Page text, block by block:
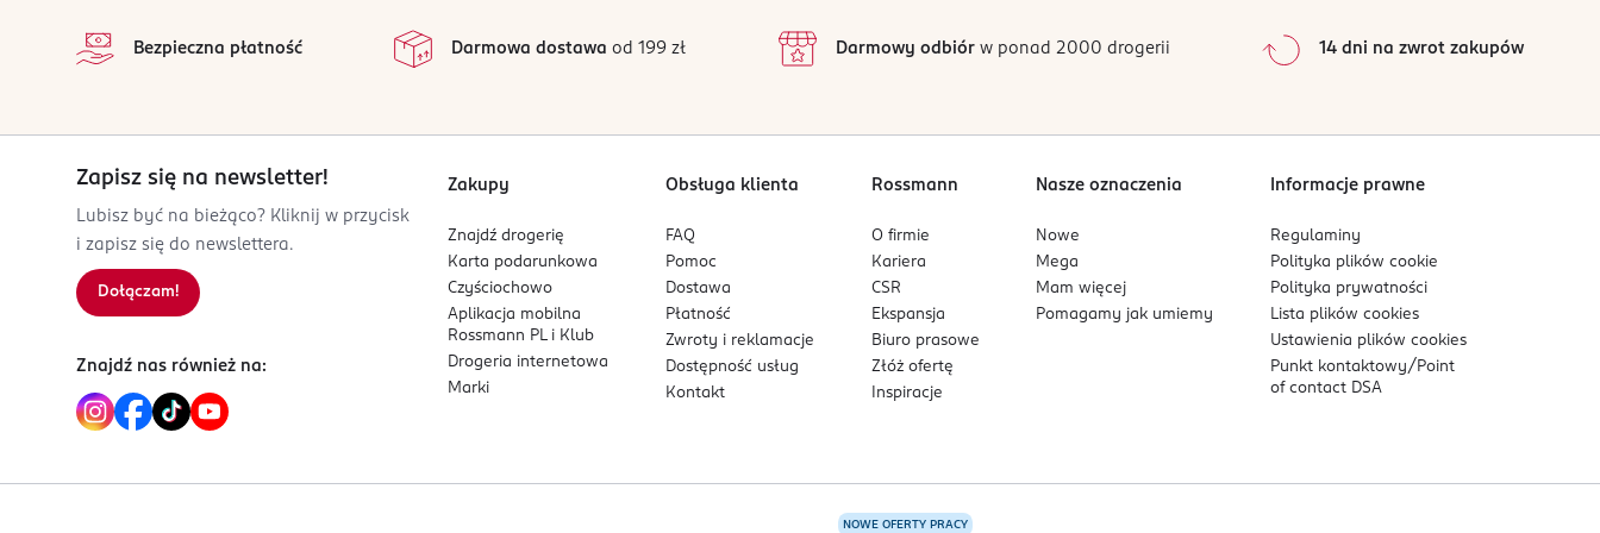
Nuty zapachowe:
są i można je łatwo usunąć. Nadal płukać. Zawartość i pojemnik usuwać do odpowiednio oznakowanych pojemników na odpady zgodnie z lokalnymi przepisami
26-600
Radom
biuro@quael.pl
PL-Polska
5 905101 540378
2
1
0%
Sortowanie wgdata: od najnowszej
Bezpieczna płatność Darmowa dostawa od 199 zł Darmowy odbiórw ponad 2000 drogerii 14 dni na zwrot zakupów
Zapisz się na newsletter!
Lubisz być na bieżąco? Kliknij w przycisk
i zapisz się do newslettera.
Dołączam!
Znajdź nas również na:
Zakupy
Znajdź drogerię
Karta podarunkowa
Czyściochowo
Aplikacja mobilna
Rossmann PL i Klub
Drogeria internetowa
Marki
Obsługa klienta
FAQ
Pomoc
Dostawa
Płatność
Zwroty i reklamacje
Dostępność usług
Kontakt
Rossmann
O firmie
Kariera
CSR
Ekspansja
Biuro prasowe
Złóż ofertę
Inspiracje
Nasze oznaczenia
Nowe
Mega
Mam więcej
Pomagamy jak umiemy
Informacje prawne
Regulaminy
Polityka plikówcookie
Polityka prywatności
Lista plikówcookies
Ustawienia plikówcookies
Punkt kontaktowy/ Point
of contact DSA
NOWE OFERTY PRACY